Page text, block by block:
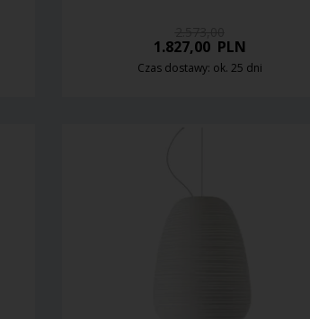
1.827,00PLN
Czas dostawy: ok. 25 dni